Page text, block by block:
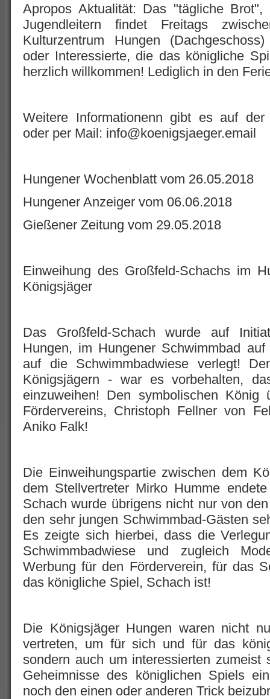
Apropos Aktualität: Das "tägliche
Jugendleitern findet Freitags
Kulturzentrum Hungen
oder Interessierte, die das königliche
herzlich willkommen! Lediglich in den
Weitere Informationenn gibt es auf der
oder per Mail: info@koenigsjaeger.email
Hungener Wochenblatt vom 26.05.2018
Hungener Anzeiger vom 06.06.2018
Gießener Zeitung vom 29.05.2018
Einweihung des Großfeld-Schachs im
Königsjäger
Das Großfeld-Schach wurde auf
Hungen, im Hungener Schwimmbad
auf die Schwimmbadwiese verlegt!
Königsjägern - war es vorbehalten,
einzuweihen! Den symbolischen
Fördervereins, Christoph Fellner von
Aniko Falk!
Die Einweihungspartie zwischen dem
dem Stellvertreter Mirko Humme
Schach wurde übrigens nicht nur von
den sehr jungen Schwimmbad-Gästen
Es zeigte sich hierbei, dass die
Schwimmbadwiese und zugleich
Werbung für den Förderverein, für das
das königliche Spiel, Schach ist!
Die Königsjäger Hungen waren nicht
vertreten, um für sich und für das
sondern auch um interessierten
Geheimnisse des königlichen Spiels
noch den einen oder anderen Trick